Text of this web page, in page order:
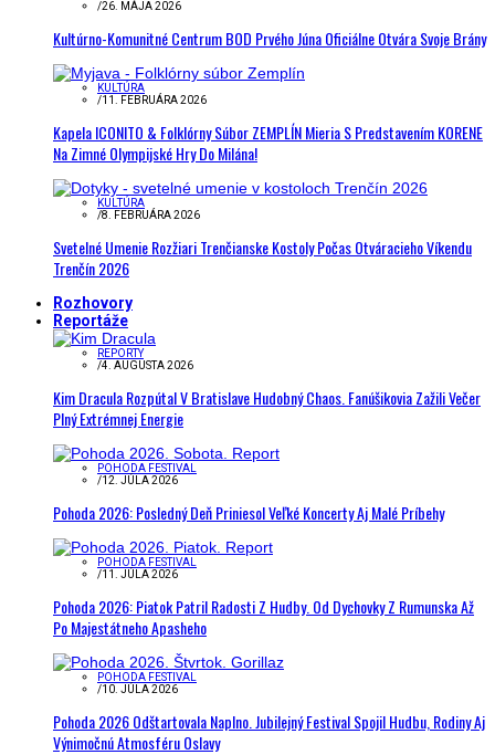
/26. MÁJA 2026
Kultúrno-Komunitné Centrum BOD Prvého Júna Oficiálne Otvára Svoje Brány
KULTÚRA
/11. FEBRUÁRA 2026
Kapela ICONITO & Folklórny Súbor ZEMPLÍN Mieria S Predstavením KORENE
Na Zimné Olympijské Hry Do Milána!
KULTÚRA
/8. FEBRUÁRA 2026
Svetelné Umenie Rozžiari Trenčianske Kostoly Počas Otváracieho Víkendu
Trenčín 2026
Rozhovory
Reportáže
REPORTY
/4. AUGUSTA 2026
Kim Dracula Rozpútal V Bratislave Hudobný Chaos. Fanúšikovia Zažili Večer
Plný Extrémnej Energie
POHODA FESTIVAL
/12. JÚLA 2026
Pohoda 2026: Posledný Deň Priniesol Veľké Koncerty Aj Malé Príbehy
POHODA FESTIVAL
/11. JÚLA 2026
Pohoda 2026: Piatok Patril Radosti Z Hudby. Od Dychovky Z Rumunska Až
Po Majestátneho Apasheho
POHODA FESTIVAL
/10. JÚLA 2026
Pohoda 2026 Odštartovala Naplno. Jubilejný Festival Spojil Hudbu, Rodiny Aj
Výnimočnú Atmosféru Oslavy